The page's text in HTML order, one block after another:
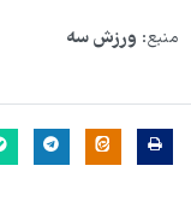
منبع: ورزش سه